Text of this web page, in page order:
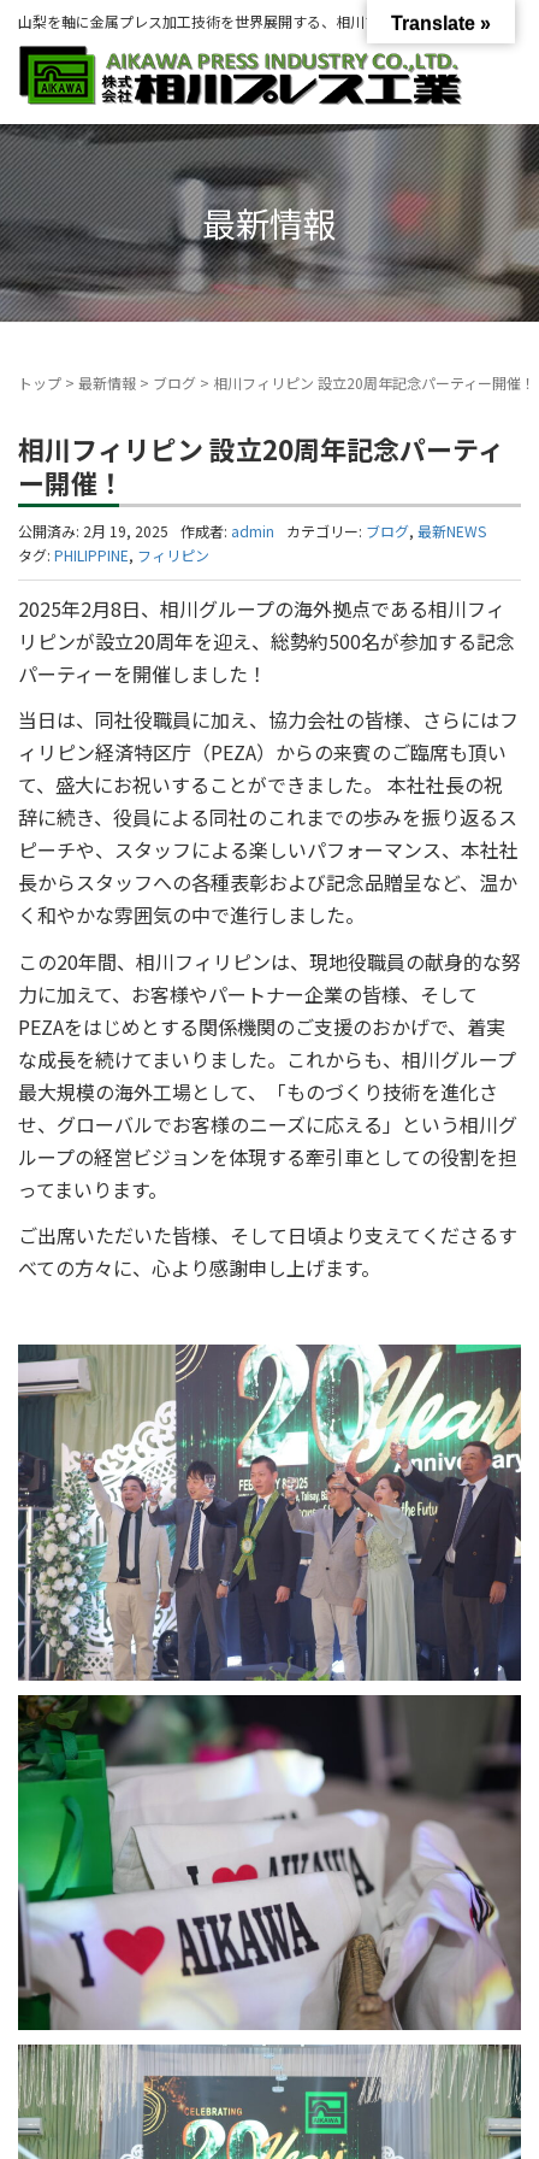
山梨を軸に金属プレス加工技術を世界展開する、相川プレス工業グループ。
最新情報
トップ > 最新情報 > ブログ > 相川フィリピン 設立20周年記念パーティー開催！
相川フィリピン 設立20周年記念パーティ
ー開催！
公開済み: 2月 19, 2025 作成者: admin カテゴリー: ブログ, 最新NEWS
タグ: PHILIPPINE, フィリピン
2025年2月8日、相川グループの海外拠点である相川フィ
リピンが設立20周年を迎え、総勢約500名が参加する記念
パーティーを開催しました！
当日は、同社役職員に加え、協力会社の皆様、さらにはフ
ィリピン経済特区庁（PEZA）からの来賓のご臨席も頂い
て、盛大にお祝いすることができました。 本社社長の祝
辞に続き、役員による同社のこれまでの歩みを振り返るス
ピーチや、スタッフによる楽しいパフォーマンス、本社社
長からスタッフへの各種表彰および記念品贈呈など、温か
く和やかな雰囲気の中で進行しました。
この20年間、相川フィリピンは、現地役職員の献身的な努
力に加えて、お客様やパートナー企業の皆様、そして
PEZAをはじめとする関係機関のご支援のおかげで、着実
な成長を続けてまいりました。これからも、相川グループ
最大規模の海外工場として、「ものづくり技術を進化さ
せ、グローバルでお客様のニーズに応える」という相川グ
ループの経営ビジョンを体現する牽引車としての役割を担
ってまいります。
ご出席いただいた皆様、そして日頃より支えてくださるす
べての方々に、心より感謝申し上げます。
Translate »